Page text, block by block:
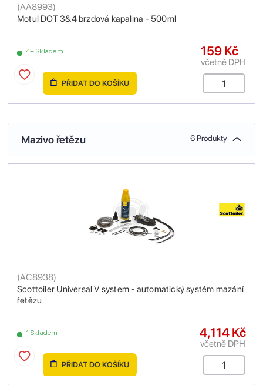
Motul DOT 3&4 brzdová kapalina - 500ml
(AA8993)
4+ Skladem 159 Kč
včetně DPH
PŘIDAT DO KOŠÍKU
Mazivo řetězu 6 Produkty
Scottoiler Universal V system - automatický systém mazání
řetězu
(AC8938)
1 Skladem 4,114 Kč
včetně DPH
PŘIDAT DO KOŠÍKU